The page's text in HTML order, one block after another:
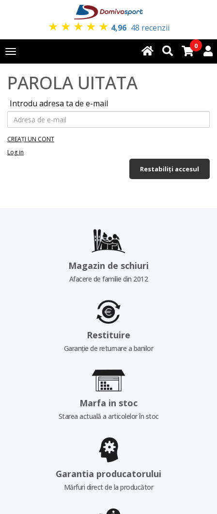
★ ★ ★ ★ ★ 4,96 48 recenzii
Toggle
navigation
0
PAROLA UITATA
Introdu adresa ta de e-mail
CREAȚI UN CONT
Log in
Restabiliți accesul
Magazin de schiuri
Afacere de familie din 2012
Restituire
Garanție de returnare a banilor
Marfa in stoc
Starea actuală a articolelor în stoc
Garantia producatorului
Mărfuri direct de la producător